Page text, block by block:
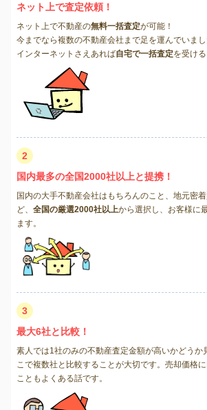
ネット上で査定依頼！
ネット上で不動産の無料一括査定が可能！
今までなら複数の不動産会社まで足を運んでいま
インターネットさえあれば自宅で一括査定を受け
2
国内最多の全国2000社以上と提携！
国内の大手不動産会社はもちろんのこと、地元密
ど、 全国の厳選2000社以上から選択し、お客様に
ます。
3
最大6社と比較！
素人では1社のみの不動産査定金額が高いかどうか
こで複数社と比較することが大切です。売却価格
こともよくある話です。